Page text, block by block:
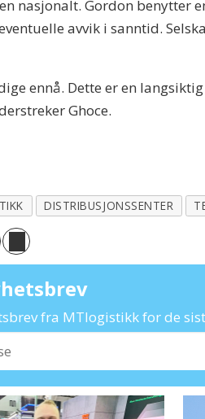
nasjonalt. Gordon
avvik i sanntid.
ennå. Dette er en
Ghoce.
DISTRIBUSJONSSENTER
fra MTlogistikk for de